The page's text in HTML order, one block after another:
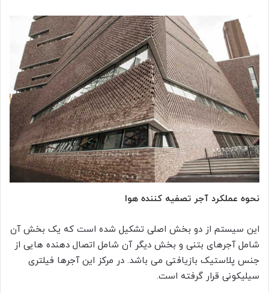
نحوه عملکرد آجر تصفیه کننده هوا
این سیستم از دو بخش اصلی تشکیل شده است که یک بخش آن
شامل آجرهای بتنی و بخش دیگر آن شامل اتصال دهنده هایی از
جنس پلاستیک بازیافتی می باشد. در مرکز این آجرها فیلتری
سیلیکونی قرار گرفته است.